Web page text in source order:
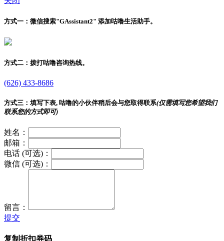
方式一： 微信搜索"GAssistant2" 添加咕噜生活助手。
方式二： 拨打咕噜咨询热线。
(626) 433-8686
方式三： 填写下表, 咕噜的小伙伴稍后会与您取得联系(仅需填写您希望我们
联系您的方式即可)
姓名：
邮箱：
电话 (可选)：
微信 (可选)：
留言：
提交
复制折扣券码